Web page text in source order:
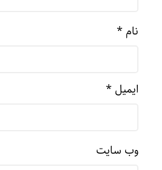
نام *
ایمیل *
وب‌ سایت